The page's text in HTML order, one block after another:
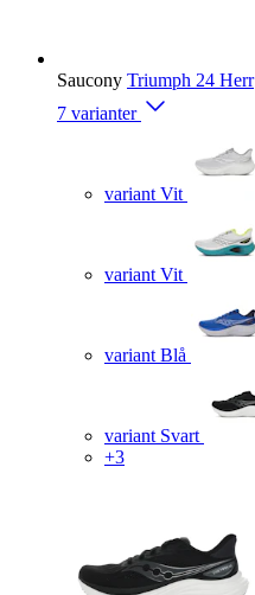
Saucony Triumph 24 Herr
7 varianter
variant Vit
variant Vit
variant Blå
variant Svart
+3